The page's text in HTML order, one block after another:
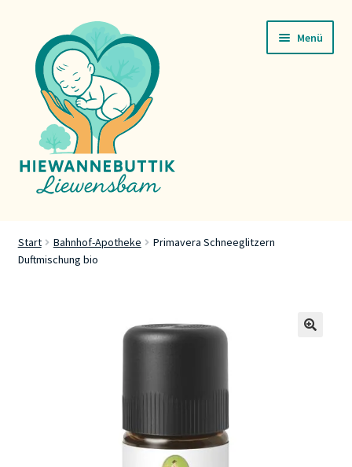
Navigation
springen
Inhalt
springen
Menü
Servicer
Start Bahnhof-Apotheke
Primavera Schneeglitzern
Duftmischung bio